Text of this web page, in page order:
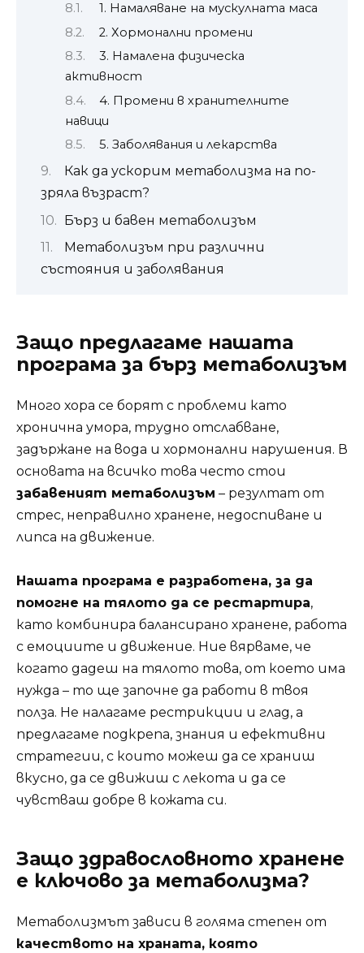
1. Намаляване на мускулната маса
2. Хормонални промени
3. Намалена физическа
активност
4. Промени в хранителните
навици
5. Заболявания и лекарства
Как да ускорим метаболизма на по-
зряла възраст?
Бърз и бавен метаболизъм
Метаболизъм при различни
състояния и заболявания
Защо предлагаме нашата
програма за бърз метаболизъм
Много хора се борят с проблеми като
хронична умора, трудно отслабване,
задържане на вода и хормонални нарушения. В
основата на всичко това често стои
забавеният метаболизъм – резултат от
стрес, неправилно хранене, недоспиване и
липса на движение.
Нашата програма е разработена, за да
помогне на тялото да се рестартира,
като комбинира балансирано хранене, работа
с емоциите и движение. Ние вярваме, че
когато дадеш на тялото това, от което има
нужда – то ще започне да работи в твоя
полза. Не налагаме рестрикции и глад, а
предлагаме подкрепа, знания и ефективни
стратегии, с които можеш да се храниш
вкусно, да се движиш с лекота и да се
чувстваш добре в кожата си.
Защо здравословното хранене
е ключово за метаболизма?
Метаболизмът зависи в голяма степен от
качеството на храната, която